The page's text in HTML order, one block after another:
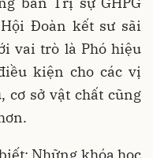
Đoàn kết sư sãi
vai trò là Phó hiệu
kiện cho các vị
sở vật chất cũng